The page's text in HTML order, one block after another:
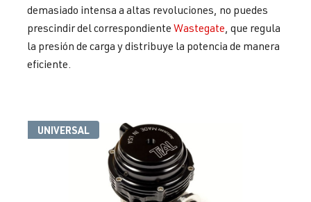
demasiado intensa a altas revoluciones, no puedes
prescindir del correspondiente Wastegate, que regula
la presión de carga y distribuye la potencia de manera
eficiente.
UNIVERSAL